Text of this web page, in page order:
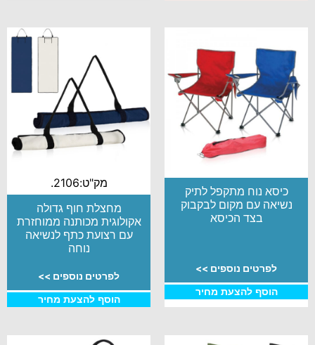
כיסא נוח מתקפל לתיק
נשיאה עם מקום לבקבוק
בצד הכיסא
לפרטים נוספים >>
הוסף להצעת מחיר
מק"ט:2106.
מחצלת חוף גדולה
אקולוגית מכותנה ממוחזרת
עם רצועת כתף לנשיאה
נוחה
לפרטים נוספים >>
הוסף להצעת מחיר